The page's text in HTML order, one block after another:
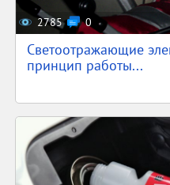
2785 0
Светоотражающие
принцип работы...